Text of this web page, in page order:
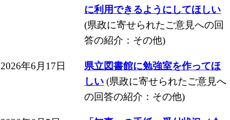
に利用できるようにしてほしい
(県政に寄せられたご意見への回
答の紹介：その他)
2026年6月17日
県立図書館に勉強室を作ってほ
しい (県政に寄せられたご意見へ
の回答の紹介：その他)